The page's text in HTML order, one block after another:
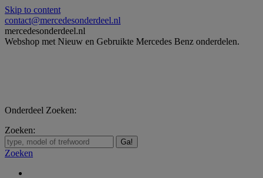
Skip to content
contact@mercedesonderdeel.nl
mercedesonderdeel.nl
Webshop met Nieuw en Gebruikte Mercedes Benz onderdelen.
Onderdeel Zoeken:
Zoeken:
Zoeken